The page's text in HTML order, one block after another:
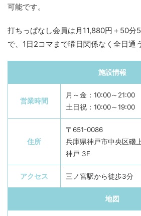
可能です。
打ちっぱなし会員は月11,880円＋50分
で、1日2コマまで曜日関係なく全日通
施設情報
営業時間
月～金：10:00～21:00
土日祝：10:00～19:00
住所
〒651-0086
兵庫県神戸市中央区磯
神戸 3F
アクセス 三ノ宮駅から徒歩3分
地図